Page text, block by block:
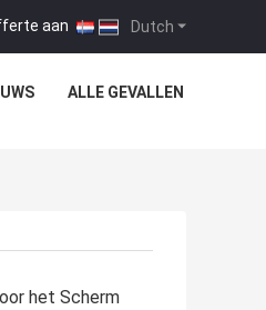
Dutch
aan |
ALLE GEVALLEN
het Scherm